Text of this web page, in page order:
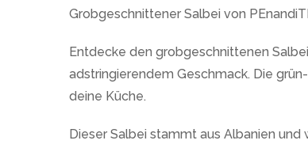
Grobgeschnittener Salbei von
Entdecke den grobgeschnittenen
adstringierendem Geschmack. Die
deine Küche.
Dieser Salbei stammt aus Albanien